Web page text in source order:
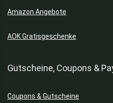
Amazon Angebote
AOK Gratisgeschenke
Gutscheine, Coupons &
Coupons & Gutscheine